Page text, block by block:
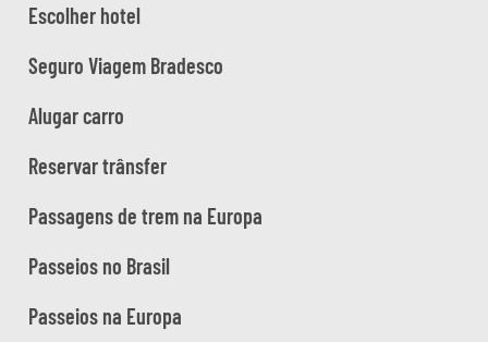
Escolher hotel
Seguro Viagem Bradesco
Alugar carro
Reservar trânsfer
Passagens de trem na Europa
Passeios no Brasil
Passeios na Europa